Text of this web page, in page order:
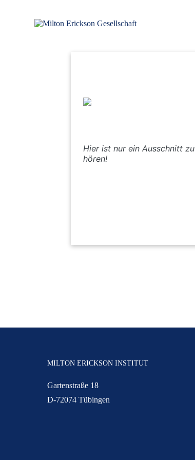
Hier ist nur ein Ausschnitt zu
hören!
MILTON ERICKSON INSTITUT
Gartenstraße 18
D-72074 Tübingen